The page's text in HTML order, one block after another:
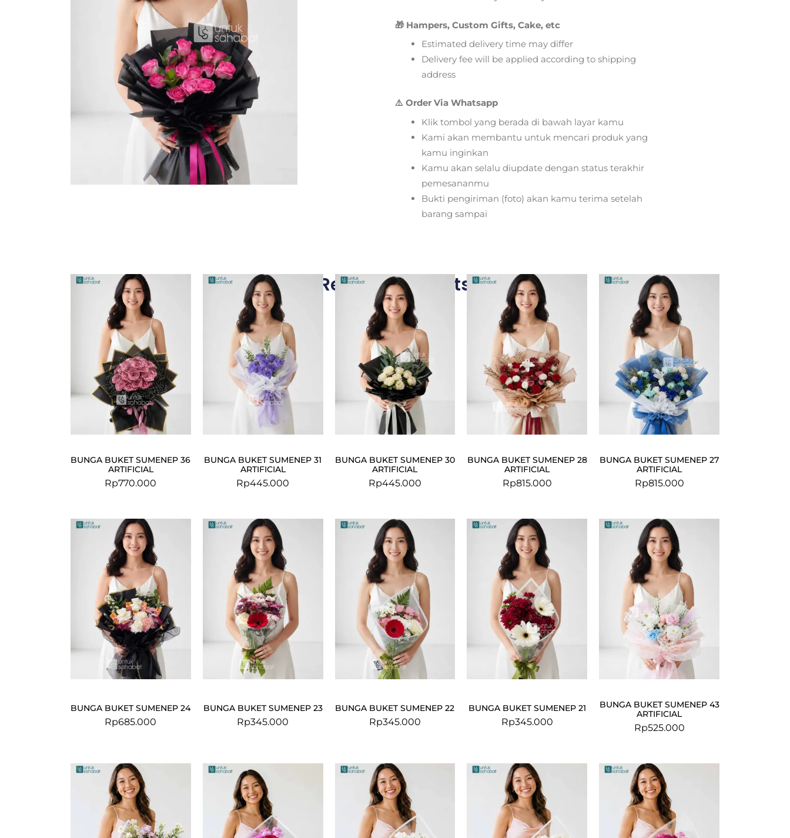
🎁 Hampers, Custom Gifts, Cake, etc
Estimated delivery time may differ
Delivery fee will be applied according to shipping
address
⚠️ Order Via Whatsapp
Klik tombol yang berada di bawah layar kamu
Kami akan membantu untuk mencari produk yang
kamu inginkan
Kamu akan selalu diupdate dengan status terakhir
pemesananmu
Bukti pengiriman (foto) akan kamu terima setelah
barang sampai
Related Products
BUNGA BUKET SUMENEP 36
ARTIFICIAL
Rp770.000
BUNGA BUKET SUMENEP 31
ARTIFICIAL
Rp445.000
BUNGA BUKET SUMENEP 30
ARTIFICIAL
Rp445.000
BUNGA BUKET SUMENEP 28
ARTIFICIAL
Rp815.000
BUNGA BUKET SUMENEP 27
ARTIFICIAL
Rp815.000
BUNGA BUKET SUMENEP 24
Rp685.000
BUNGA BUKET SUMENEP 23
Rp345.000
BUNGA BUKET SUMENEP 22
Rp345.000
BUNGA BUKET SUMENEP 21
Rp345.000
BUNGA BUKET SUMENEP 43
ARTIFICIAL
Rp525.000